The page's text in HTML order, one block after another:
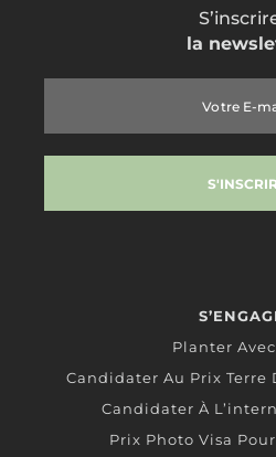
la
Planter
Candidater Au Prix Terre
Candidater À
Prix Photo Visa Pour